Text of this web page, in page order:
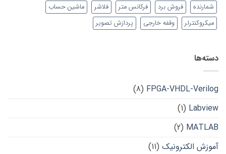
شمارنده
فروش برد فرکانس متر فلاشر
ماشین حساب
میکروکنترلر
وقفه خارجی پردازش تصویر
دسته‌ها
FPGA-VHDL-Verilog
(8)
Labview
(1)
MATLAB
(2)
آموزش الکترونیک (11)